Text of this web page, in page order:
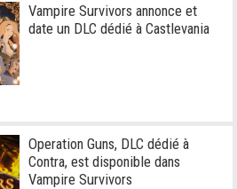
Vampire Survivors annonce et
date un DLC dédié à Castlevania
Operation Guns, DLC dédié à
Contra, est disponible dans
Vampire Survivors